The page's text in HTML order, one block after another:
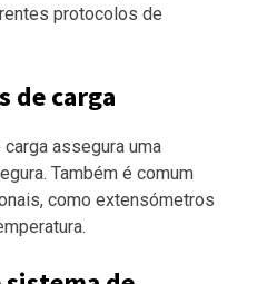
protocolos de
de carga
assegura uma
Também é comum
como extensómetros